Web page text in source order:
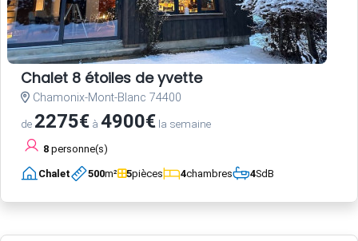
Chalet 8 étoiles de yvette
Chamonix-Mont-Blanc 74400
de 2275€ à 4900€ la semaine
8 personne(s)
Chalet 500m² 5pièces 4chambres 4SdB